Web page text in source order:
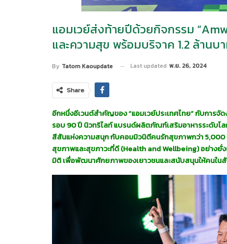
แอมเวย์ส่งท้ายปีด้วยกิจกรรม
และความสุข พร้อมบริจาค 1.2 ล้าน
By Tatom Kaoupdate Last updated พ.ย. 26, 2024
Share
อีกหนึ่งอีเวนต์สำคัญของ“แอมเวย์ประเทศไทย” กับการ
รอบ 90 ปี นิวทริไลท์ แบรนด์ผลิตภัณฑ์เสริมอาหารระดับโ
สีสันแห่งความสนุก กับคอมมิวนิตีคนรักสุขภาพกว่า
สุขภาพและสุขภาวะที่ดี (Health and Wellbeing) อย่างยั่ง
มิติ เพื่อพัฒนาศักยภาพของเยาวชนและสนับสนุนให้คนใน